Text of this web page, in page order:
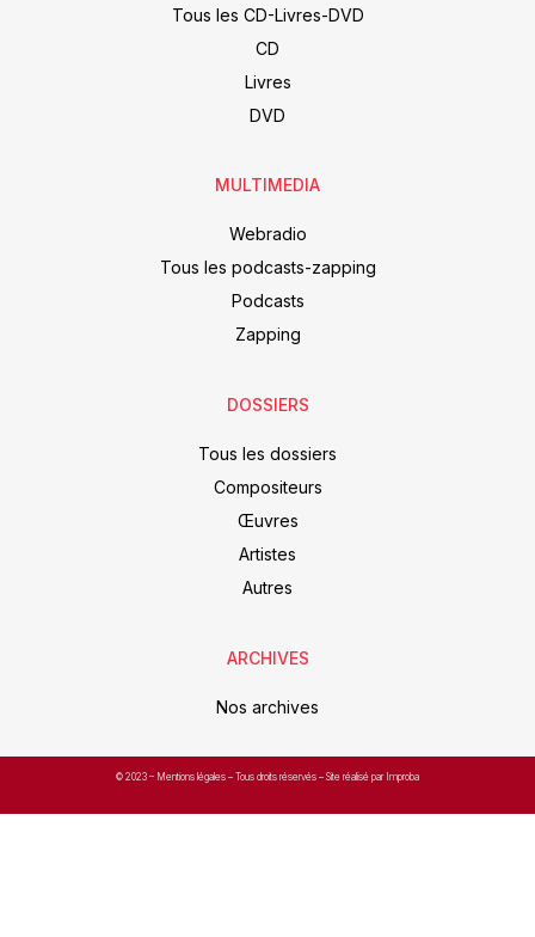
Tous les CD-Livres-DVD
CD
Livres
DVD
MULTIMEDIA
Webradio
Tous les podcasts-zapping
Podcasts
Zapping
DOSSIERS
Tous les dossiers
Compositeurs
Œuvres
Artistes
Autres
ARCHIVES
Nos archives
© 2023 – Mentions légales – Tous droits réservés – Site réalisé par Improba